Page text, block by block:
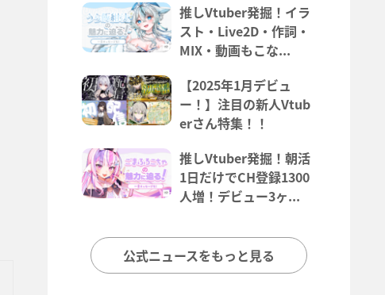
推しVtuber発掘！イラ
スト・Live2D・作詞・
MIX・動画もこな...
【2025年1月デビュ
ー！】注目の新人Vtub
erさん特集！！
推しVtuber発掘！朝活
1日だけでCH登録1300
人増！デビュー3ヶ...
公式ニュースをもっと見る